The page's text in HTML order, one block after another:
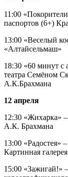
11:00
паспортов (6+)
13:00 «Веселый
«Алтайсельмаш»
18:30 «60 минут с
театра Семёном
А.К.Брахмана
12 апреля
12:30 «Жихарка»
А.К. Брахмана
13:00 «Радостея»
Картинная
15:00 «Зажигай!»